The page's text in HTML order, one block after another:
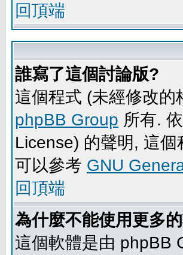
回頂端
誰寫了這個討論版?
這個程式 (未經修改
phpBB Group 所有.
License) 的聲明, 這
可以參考 GNU
回頂端
為什麼不能使用更多
這個軟體是由 phpBB